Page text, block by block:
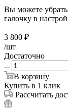
Вы можете
галочку в
3 800 ₽
/шт
Достаточно
В корзину
Купить в 1 клик
Рассчитать